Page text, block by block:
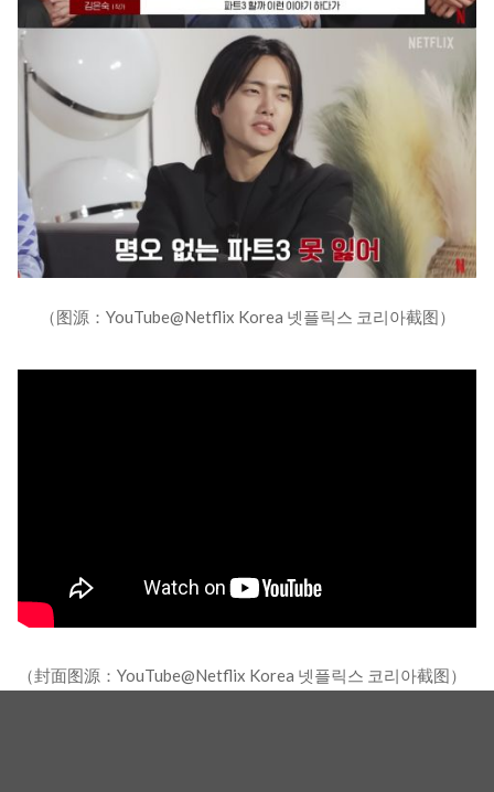
（图源：YouTube@Netflix Korea 넷플릭스 코리아截图）
（封面图源：YouTube@Netflix Korea 넷플릭스 코리아截图）